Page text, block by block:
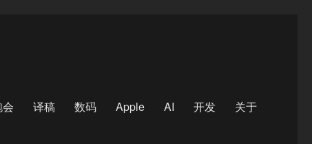
会 译稿 数码 Apple AI 开发 关于